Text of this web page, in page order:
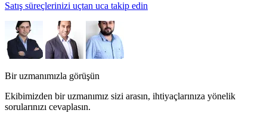
Satış süreçlerinizi uçtan uca takip edin
Bir uzmanımızla görüşün
Ekibimizden bir uzmanımız sizi arasın, ihtiyaçlarınıza yönelik
sorularınızı cevaplasın.